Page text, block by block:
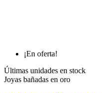
¡En oferta!
Últimas unidades en stock
Joyas bañadas en oro